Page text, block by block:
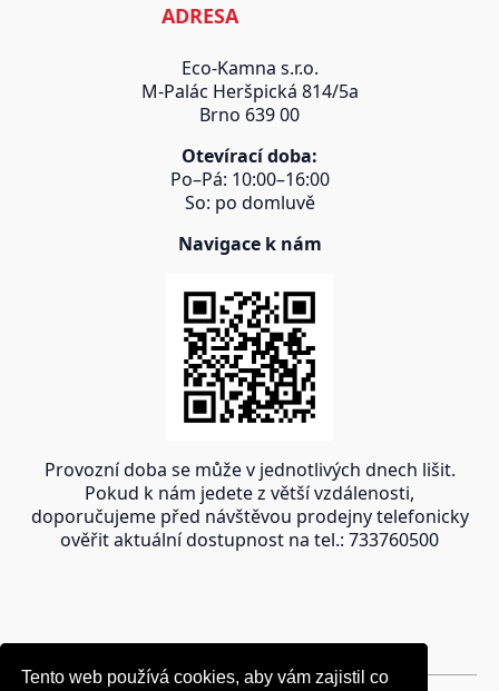
Tento web používá cookies, aby vám zajistil co
Tento web používá cookies, aby vám zajistil co
ADRESA
Eco-Kamna s.r.o.
M-Palác Heršpická 814/5a
Brno 639 00
Otevírací doba:
Po–Pá: 10:00–16:00
So: po domluvě
Navigace k nám
Provozní doba se může v jednotlivých dnech lišit.
Pokud k nám jedete z větší vzdálenosti,
doporučujeme před návštěvou prodejny telefonicky
ověřit aktuální dostupnost na tel.: 733760500